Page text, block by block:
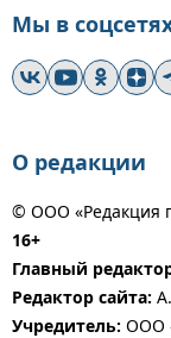
Мы в
О редакции
© ООО «Редакция
16+
Главный
Редактор сайта:
Учредитель: ООО